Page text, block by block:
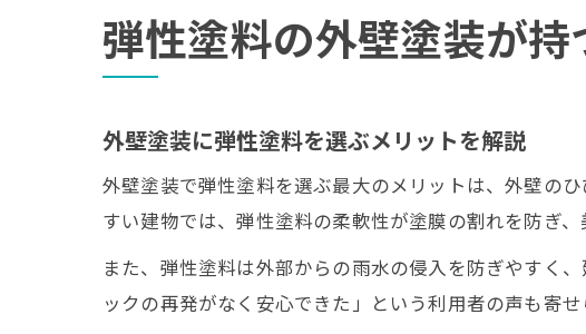
弾性塗料の外壁塗装が
外壁塗装に弾性塗料を選ぶメリットを解説
外壁塗装で弾性塗料を選ぶ最大のメリットは、外壁の
すい建物では、弾性塗料の柔軟性が塗膜の割れを防ぎ
また、弾性塗料は外部からの雨水の侵入を防ぎやすく
ックの再発がなく安心できた」という利用者の声も寄せ